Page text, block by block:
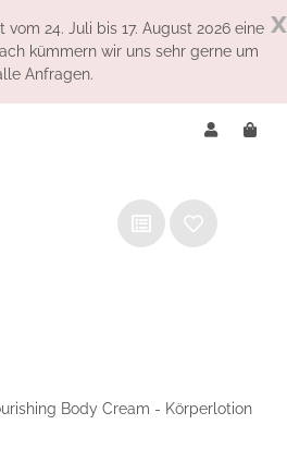
x
24. Juli bis 17. August 2026 eine
kümmern wir uns sehr gerne um
Anfragen.